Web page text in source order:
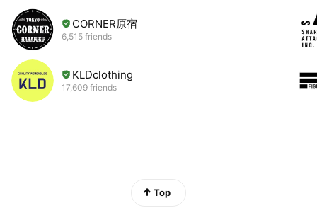
CORNER原宿
6,515 friends
KLDclothing
17,609 friends
Top